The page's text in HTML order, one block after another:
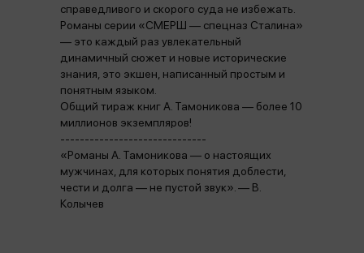
справедливого и скорого суда не избежать.
Романы серии «СМЕРШ — спецназ Сталина»
— это каждый раз увлекательный
динамичный сюжет и новые исторические
знания, это экшен, написанный простым и
понятным языком.
Общий тираж книг А. Тамоникова — более 10
миллионов экземпляров!
------------------------------
«Романы А. Тамоникова — о настоящих
мужчинах, для которых понятия доблести,
чести и долга — не пустой звук». — В.
Колычев